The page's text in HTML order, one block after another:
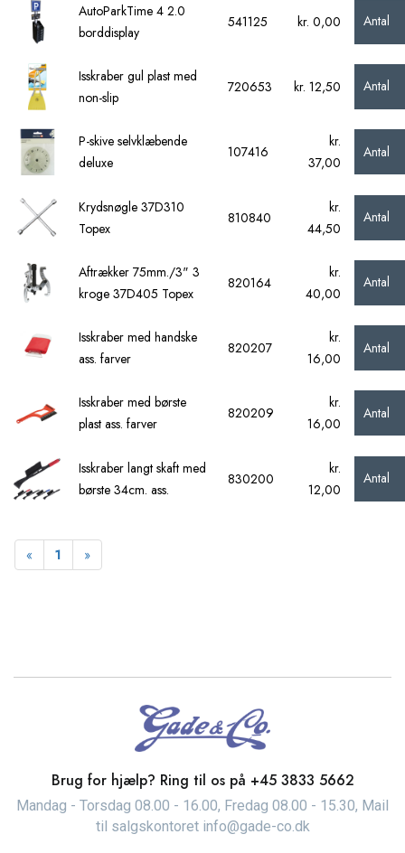
AutoParkTime 4 2.0
borddisplay
541125 kr. 0,00 Antal
Isskraber gul plast med
non-slip
720653 kr. 12,50 Antal
P-skive selvklæbende
deluxe
107416
kr.
37,00
Antal
Krydsnøgle 37D310
Topex
810840
kr.
44,50
Antal
Aftrækker 75mm./3" 3
kroge 37D405 Topex
820164
kr.
40,00
Antal
Isskraber med handske
ass. farver
820207
kr.
16,00
Antal
Isskraber med børste
plast ass. farver
820209
kr.
16,00
Antal
Isskraber langt skaft med
børste 34cm. ass.
830200
kr.
12,00
Antal
« Forrige
1 »Næste
Brug for hjælp? Ring til os på +45 3833 5662
Mandag - Torsdag 08.00 - 16.00, Fredag 08.00 - 15.30, Mail
til salgskontoret info@gade-co.dk